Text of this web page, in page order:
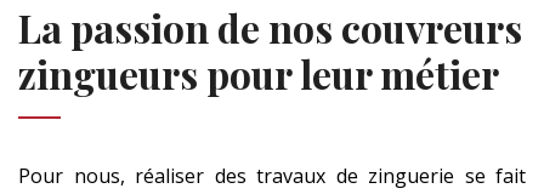
La passion de nos couvreurs
zingueurs pour leur métier
Pour nous, réaliser des travaux de zinguerie se fait